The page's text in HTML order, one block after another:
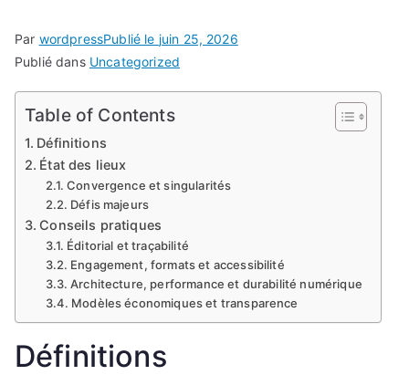
Par wordpressPublié le juin 25, 2026
Publié dans Uncategorized
Table of Contents
Définitions
État des lieux
Convergence et singularités
Défis majeurs
Conseils pratiques
Éditorial et traçabilité
Engagement, formats et accessibilité
Architecture, performance et durabilité numérique
Modèles économiques et transparence
Définitions